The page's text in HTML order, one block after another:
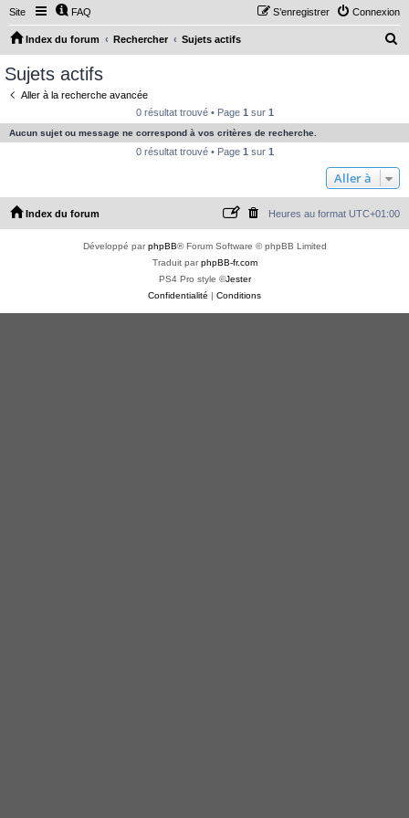
Site FAQ Connexion
S’enregistrer
Index du forum Rechercher Sujets actifs
e
c
e
Sujets actifs
Aller à la recherche avancée
0 résultat trouvé • Page 1 sur 1
Aucun sujet ou message ne correspond à vos critères de recherche.
0 résultat trouvé • Page 1 sur 1
Aller à
Index du forum Heures au format UTC+01:00
Développé parphpBB® Forum Software © phpBB Limited
Traduit parphpBB-fr.com
PS4 Pro style ©Jester
Confidentialité | Conditions